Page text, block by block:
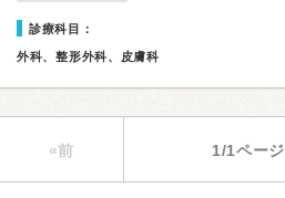
診療科目：
外科、整形外科、皮膚科
«前 1/1ページ